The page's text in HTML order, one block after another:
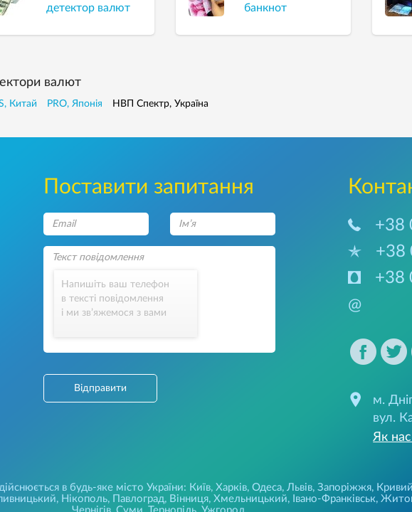
детектор валют
банкнот
валют
Китай PRO, Японія НВП Спектр, Україна
Поставити запитання
Напишіть ваш телефон
в тексті повідомлення
і ми зв’яжемося з вами
Відправити
+38
+38
+38
@
м.
вул.
Як
в будь-яке місто України: Київ, Харків, Одеса, Львів, Запоріжжя,
Нікополь, Павлоград, Вінниця, Хмельницький, Івано-Франківськ,